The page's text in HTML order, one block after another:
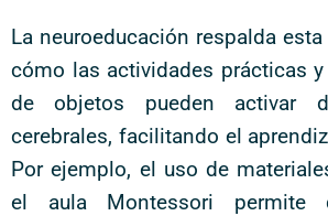
La neuroeducación respalda
cómo las actividades prácticas
de objetos pueden activar
cerebrales, facilitando el
Por ejemplo, el uso de
el aula Montessori permite